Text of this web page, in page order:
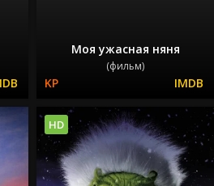
Моя ужасная няня
(фильм)
HD